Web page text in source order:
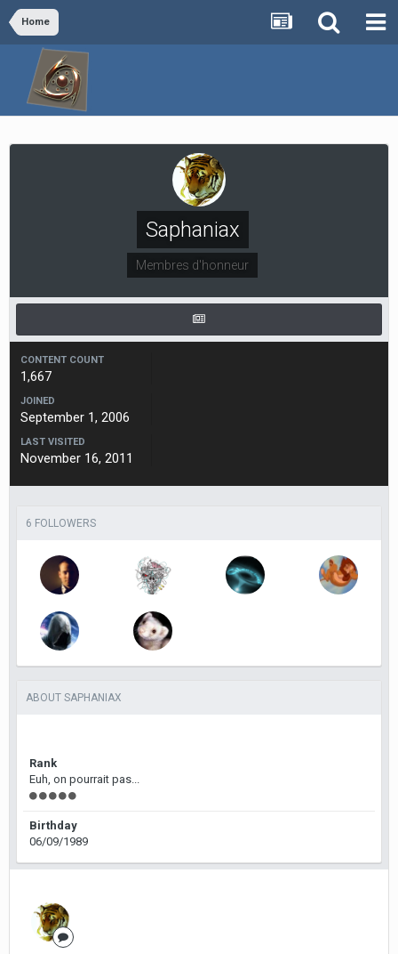
Home
Saphaniax
Membres d'honneur
CONTENT COUNT
1,667
JOINED
September 1, 2006
LAST VISITED
November 16, 2011
6 FOLLOWERS
ABOUT SAPHANIAX
Rank
Euh, on pourrait pas...
Birthday
06/09/1989